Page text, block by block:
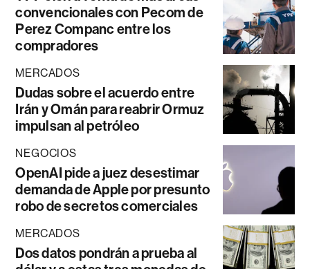
convencionales con Pecom de
Perez Companc entre los
compradores
MERCADOS
Dudas sobre el acuerdo entre
Irán y Omán para reabrir Ormuz
impulsan al petróleo
NEGOCIOS
OpenAI pide a juez desestimar
demanda de Apple por presunto
robo de secretos comerciales
MERCADOS
Dos datos pondrán a prueba al